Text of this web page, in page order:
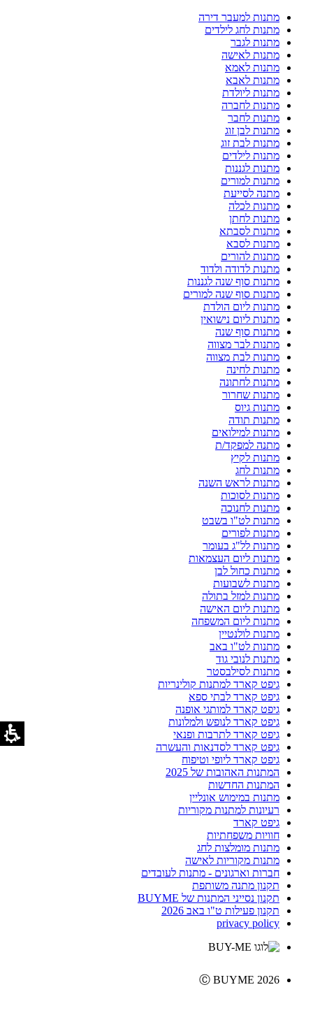
מתנות למעבר דירה
מתנות לחג לילדים
מתנות לגבר
מתנות לאישה
מתנות לאמא
מתנות לאבא
מתנות ליולדת
מתנות לחברה
מתנות לחבר
מתנות לבן זוג
מתנות לבת זוג
מתנות לילדים
מתנות לגננות
מתנות למורים
מתנה לסייעת
מתנות לכלה
מתנות לחתן
מתנות לסבתא
מתנות לסבא
מתנות להורים
מתנות לדודה ולדוד
מתנות סוף שנה לגננות
מתנות סוף שנה למורים
מתנות ליום הולדת
מתנות ליום נישואין
מתנות סוף שנה
מתנות לבר מצווה
מתנות לבת מצווה
מתנות לחינה
מתנות לחתונה
מתנות שחרור
מתנות גיוס
מתנות תודה
מתנות למילואים
מתנה למפקד/ת
מתנות לקיץ
מתנות לחג
מתנות לראש השנה
מתנות לסוכות
מתנות לחנוכה
מתנות לט"ו בשבט
מתנות לפורים
מתנות לל"ג בעומר
מתנות ליום העצמאות
מתנות כחול לבן
מתנות לשבועות
מתנות למזל בתולה
מתנות ליום האישה
מתנות ליום המשפחה
מתנות לולנטיין
מתנות לט"ו באב
מתנות לנובי גוד
מתנות לסילבסטר
גיפט קארד למתנות קולינריות
גיפט קארד לבתי ספא
גיפט קארד למותגי אופנה
גיפט קארד לנופש ולמלונות
גיפט קארד לתרבות ופנאי
גיפט קארד לסדנאות והעשרה
גיפט קארד ליופי וטיפוח
המתנות האהובות של 2025
המתנות החדשות
מתנות במימוש אונליין
רעיונות למתנות מקוריות
גיפט קארד
חוויות משפחתיות
מתנות מומלצות לחג
מתנות מקוריות לאישה
חברות וארגונים - מתנות לעובדים
תקנון מתנה משותפת
תקנון נסייני המתנות של BUYME
תקנון פעילות ט"ו באב 2026
privacy policy
Ⓒ BUYME 2026